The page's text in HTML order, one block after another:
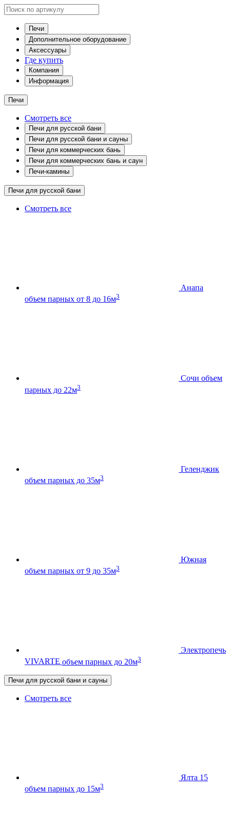
Печи
Дополнительное оборудование
Аксессуары
Где купить
Компания
Информация
Печи
Смотреть все
Печи для русской бани
Печи для русской бани и сауны
Печи для коммерческих бань
Печи для коммерческих бань и саун
Печи-камины
Печи для русской бани
Смотреть все
Анапа
объем парных от 8 до 16м3
Сочи объем
парных до 22м3
Геленджик
объем парных до 35м3
Южная
объем парных от 9 до 35м3
Электропечь
VIVARTE объем парных до 20м3
Печи для русской бани и сауны
Смотреть все
Ялта 15
объем парных до 15м3